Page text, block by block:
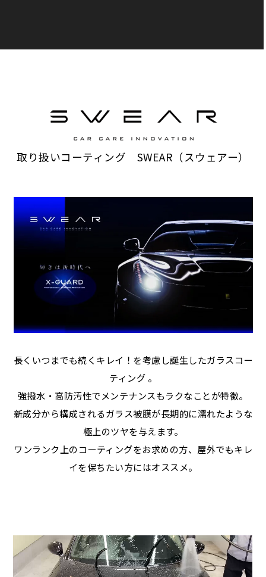
取り扱いコーティング SWEAR（スウェアー）
長くいつまでも続くキレイ！を考慮し誕生したガラスコー
ティング 。
強撥水・高防汚性でメンテナンスもラクなことが特徴。
新成分から構成されるガラス被膜が長期的に濡れたような
極上のツヤを与えます。
ワンランク上のコーティングをお求めの方、屋外でもキレ
イを保ちたい方にはオススメ。